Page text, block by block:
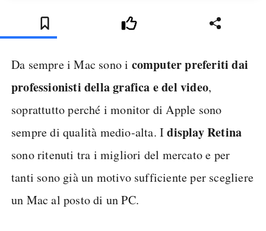
Da sempre i Mac sono i computer preferiti dai
professionisti della grafica e del video,
soprattutto perché i monitor di Apple sono
sempre di qualità medio-alta. Idisplay Retina
sono ritenuti tra i migliori del mercato e per
tanti sono già un motivo sufficiente per scegliere
un Mac al posto di un PC.